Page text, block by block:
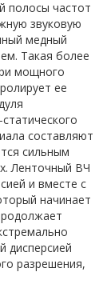
полосы частот
звуковую
медный
Такая более
мощного
ее
составляют
сильным
Ленточный ВЧ
и вместе с
начинает
дисперсией
разрешения,